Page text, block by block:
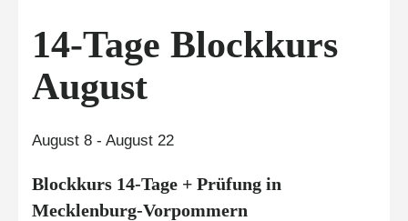
14-Tage Blockkurs
August
August 8 - August 22
Blockkurs 14-Tage + Prüfung in
Mecklenburg-Vorpommern